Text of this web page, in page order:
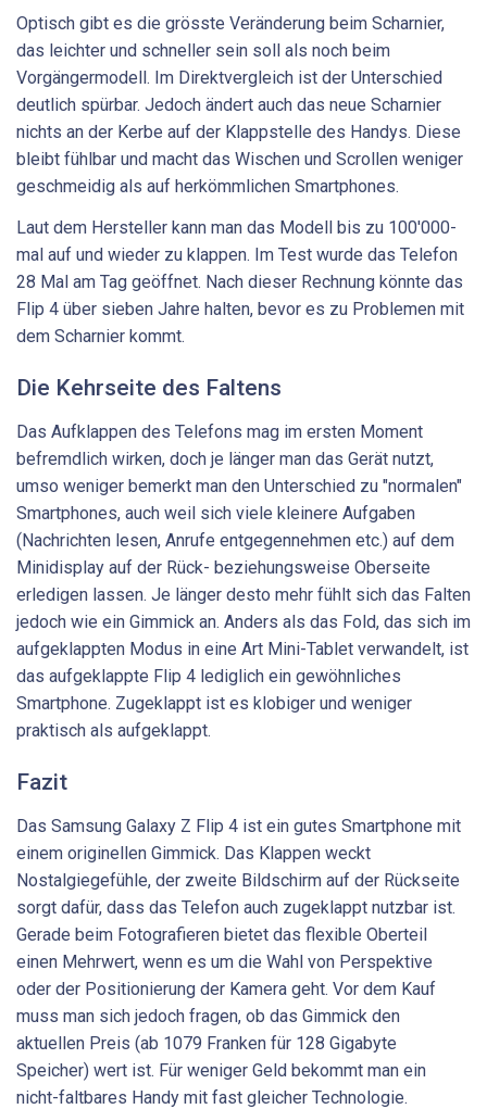
Optisch gibt es die grösste Veränderung beim Scharnier,
das leichter und schneller sein soll als noch beim
Vorgängermodell. Im Direktvergleich ist der Unterschied
deutlich spürbar. Jedoch ändert auch das neue Scharnier
nichts an der Kerbe auf der Klappstelle des Handys. Diese
bleibt fühlbar und macht das Wischen und Scrollen weniger
geschmeidig als auf herkömmlichen Smartphones.
Laut dem Hersteller kann man das Modell bis zu 100'000-
mal auf und wieder zu klappen. Im Test wurde das Telefon
28 Mal am Tag geöffnet. Nach dieser Rechnung könnte das
Flip 4 über sieben Jahre halten, bevor es zu Problemen mit
dem Scharnier kommt.
Die Kehrseite des Faltens
Das Aufklappen des Telefons mag im ersten Moment
befremdlich wirken, doch je länger man das Gerät nutzt,
umso weniger bemerkt man den Unterschied zu "normalen"
Smartphones, auch weil sich viele kleinere Aufgaben
(Nachrichten lesen, Anrufe entgegennehmen etc.) auf dem
Minidisplay auf der Rück- beziehungsweise Oberseite
erledigen lassen. Je länger desto mehr fühlt sich das Falten
jedoch wie ein Gimmick an. Anders als das Fold, das sich im
aufgeklappten Modus in eine Art Mini-Tablet verwandelt, ist
das aufgeklappte Flip 4 lediglich ein gewöhnliches
Smartphone. Zugeklappt ist es klobiger und weniger
praktisch als aufgeklappt.
Fazit
Das Samsung Galaxy Z Flip 4 ist ein gutes Smartphone mit
einem originellen Gimmick. Das Klappen weckt
Nostalgiegefühle, der zweite Bildschirm auf der Rückseite
sorgt dafür, dass das Telefon auch zugeklappt nutzbar ist.
Gerade beim Fotografieren bietet das flexible Oberteil
einen Mehrwert, wenn es um die Wahl von Perspektive
oder der Positionierung der Kamera geht. Vor dem Kauf
muss man sich jedoch fragen, ob das Gimmick den
aktuellen Preis (ab 1079 Franken für 128 Gigabyte
Speicher) wert ist. Für weniger Geld bekommt man ein
nicht-faltbares Handy mit fast gleicher Technologie.